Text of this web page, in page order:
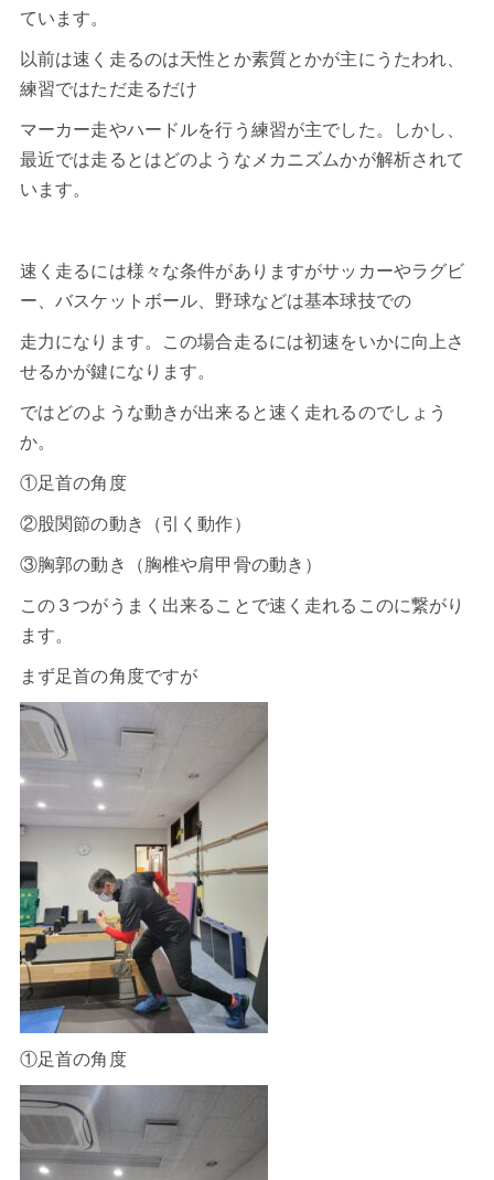
ています。
以前は速く走るのは天性とか素質とかが主にうたわれ、
練習ではただ走るだけ
マーカー走やハードルを行う練習が主でした。しかし、
最近では走るとはどのようなメカニズムかが解析されて
います。
速く走るには様々な条件がありますがサッカーやラグビ
ー、バスケットボール、野球などは基本球技での
走力になります。この場合走るには初速をいかに向上さ
せるかが鍵になります。
ではどのような動きが出来ると速く走れるのでしょう
か。
①足首の角度
②股関節の動き（引く動作）
③胸郭の動き（胸椎や肩甲骨の動き）
この３つがうまく出来ることで速く走れるこのに繋がり
ます。
まず足首の角度ですが
①足首の角度